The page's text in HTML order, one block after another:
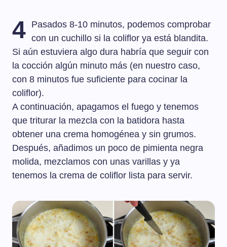
4 Pasados 8-10 minutos, podemos comprobar
con un cuchillo si la coliflor ya está blandita.
Si aún estuviera algo dura habría que seguir con
la cocción algún minuto más (en nuestro caso,
con 8 minutos fue suficiente para cocinar la
coliflor).
A continuación, apagamos el fuego y tenemos
que triturar la mezcla con la batidora hasta
obtener una crema homogénea y sin grumos.
Después, añadimos un poco de pimienta negra
molida, mezclamos con unas varillas y ya
tenemos la crema de coliflor lista para servir.